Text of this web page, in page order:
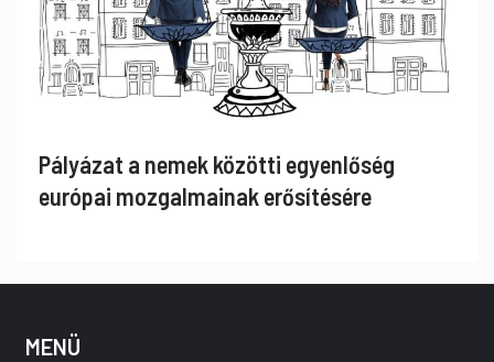
Pályázat a nemek közötti egyenlőség
európai mozgalmainak erősítésére
MENÜ